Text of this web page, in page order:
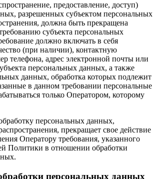
предоставление, доступ)
разрешенных субъектом персональных
должна быть прекращена
субъекта персональных
должно включать в себя
(при наличии), контактную
телефона, адрес электронной почты или
персональных данных, а также
данных, обработка которых подлежит
в данном требовании персональные
только Оператором, которому
персональных данных,
прекращает свое действие
Оператору требования, указанного
Политики в отношении обработки
персональных данных